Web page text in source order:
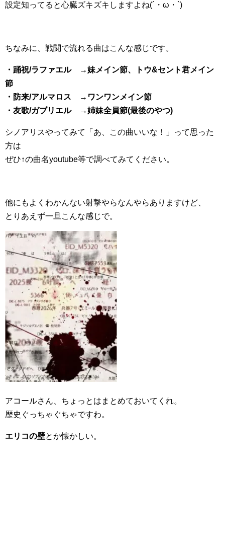
設定知ってると心臓ズキズキしますよね(´・ω・`)
ちなみに、戦闘で流れる曲はこんな感じです。
・踊祝/ラファエル →妹メイン節、トウ&セント君メイン
節
・防来/アルマロス →ワンワンメイン節
・友歌/ガブリエル →姉妹全員節(最後のやつ)
シノアリスやってみて「あ、この曲いいな！」って思った
方は
ぜひ↑の曲名youtube等で調べてみてください。
他にもよくわかんない射撃やらなんやらありますけど、
とりあえず一旦こんな感じで。
アコールさん、ちょっとはまとめておいてくれ。
歴史ぐっちゃぐちゃですわ。
エリコの壁とか懐かしい。